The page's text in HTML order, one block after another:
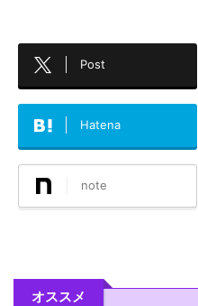
Post
Hatena
note
オススメ